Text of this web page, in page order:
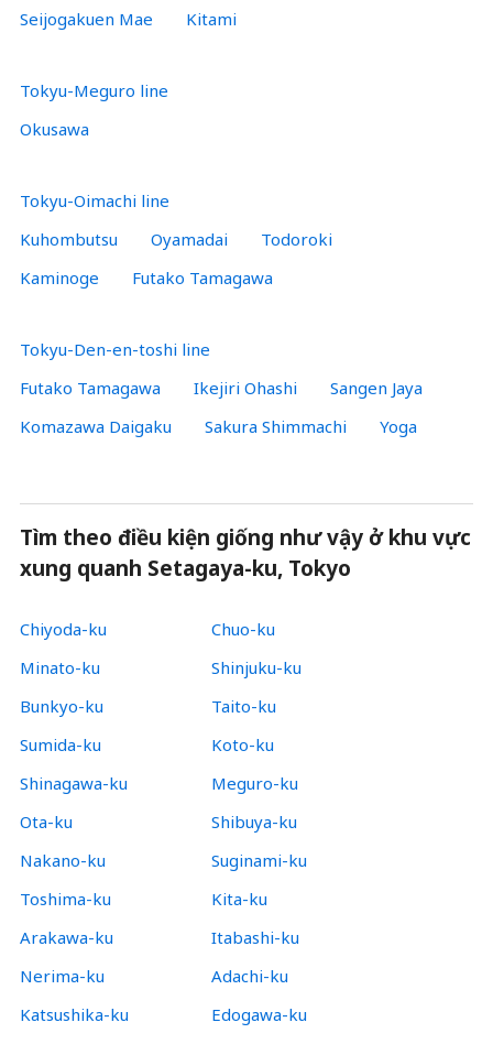
Seijogakuen Mae
Kitami
Tokyu-Meguro line
Okusawa
Tokyu-Oimachi line
Kuhombutsu
Oyamadai
Todoroki
Kaminoge
Futako Tamagawa
Tokyu-Den-en-toshi line
Futako Tamagawa
Ikejiri Ohashi
Sangen Jaya
Komazawa Daigaku
Sakura Shimmachi Yoga
Tìm theo điều kiện giống như vậy ở khu vực
xung quanh Setagaya-ku, Tokyo
Chiyoda-ku
Chuo-ku
Minato-ku
Shinjuku-ku
Bunkyo-ku
Taito-ku
Sumida-ku
Koto-ku
Shinagawa-ku
Meguro-ku
Ota-ku
Shibuya-ku
Nakano-ku
Suginami-ku
Toshima-ku
Kita-ku
Arakawa-ku
Itabashi-ku
Nerima-ku
Adachi-ku
Katsushika-ku
Edogawa-ku